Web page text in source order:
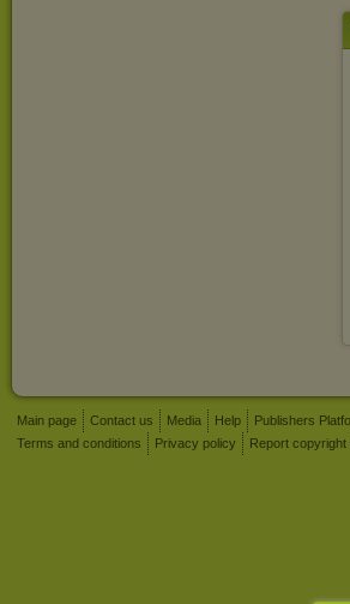
Main page Contact us Media Help
Publishers
Terms and conditions
Privacy policy Report copyright